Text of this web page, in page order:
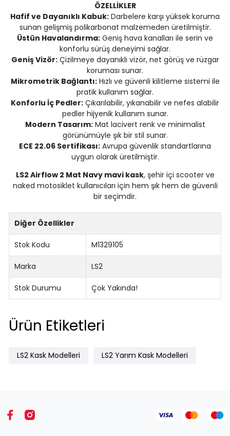
ÖZELLİKLER
Hafif ve Dayanıklı Kabuk: Darbelere karşı yüksek koruma
sunan gelişmiş polikarbonat malzemeden üretilmiştir.
Üstün Havalandırma: Geniş hava kanalları ile serin ve
konforlu sürüş deneyimi sağlar.
Geniş Vizör:Çizilmeye dayanıklı vizör, net görüş ve rüzgar
koruması sunar.
Mikrometrik Bağlantı:Hızlı ve güvenli kilitleme sistemi ile
pratik kullanım sağlar.
Konforlu İç Pedler: Çıkarılabilir, yıkanabilir ve nefes alabilir
pedler hijyenik kullanım sunar.
Modern Tasarım:Mat lacivert renk ve minimalist
görünümüyle şık bir stil sunar.
ECE 22.06 Sertifikası: Avrupa güvenlik standartlarına
uygun olarak üretilmiştir.
LS2 Airflow 2 Mat Navy mavi kask, şehir içi scooter ve
naked motosiklet kullanıcıları için hem şık hem de güvenli
bir seçimdir.
Diğer Özellikler
Stok Kodu M1329105
Marka LS2
Stok Durumu Çok Yakında!
Ürün Etiketleri
LS2 Kask Modelleri LS2 Yarım Kask Modelleri